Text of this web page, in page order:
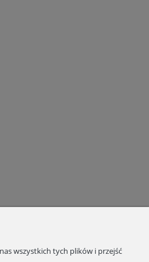
wszystkich tych plików i przejść